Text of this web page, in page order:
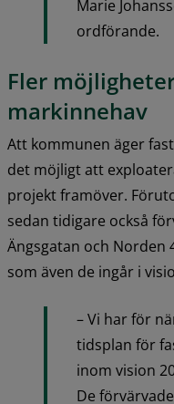
Marie
ordförande.
Fler
markinnehav
Att kommunen äger
det möjligt att
projekt framöver.
sedan tidigare också
Ängsgatan och Norden
som även de ingår i
– Vi har för
tidsplan för
inom vision
De